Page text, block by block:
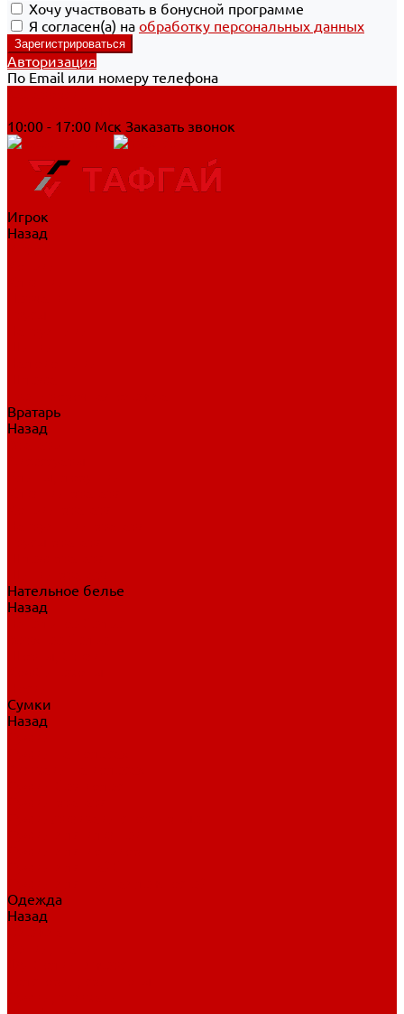
Хочу участвовать в бонусной программе
Я согласен(а) на обработку персональных данных
Авторизация
По Email или номеру телефона
10:00 - 17:00 Мск Заказать звонок
Игрок
Назад
Вратарь
Назад
Нательное белье
Назад
Сумки
Назад
Одежда
Назад